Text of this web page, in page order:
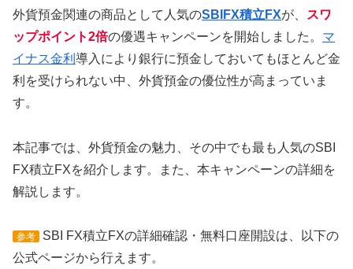
外貨預金関連の商品として人気のSBIFX積立FXが、
スワ
ップポイント2倍の優遇キャンペーンを開始しました。 マ
イナス金利 導入により銀行に預金しておいてもほとんど金
利を受けられない中、外貨預金の優位性が高まっていま
す。
本記事では、外貨預金の魅力、その中でも最も人気のSBI
FX積立FXを紹介します。また、本キャンペーンの詳細を
解説します。
参考
SBI FX積立FXの詳細確認・無料口座開設は、以下の
公式ページから行えます。